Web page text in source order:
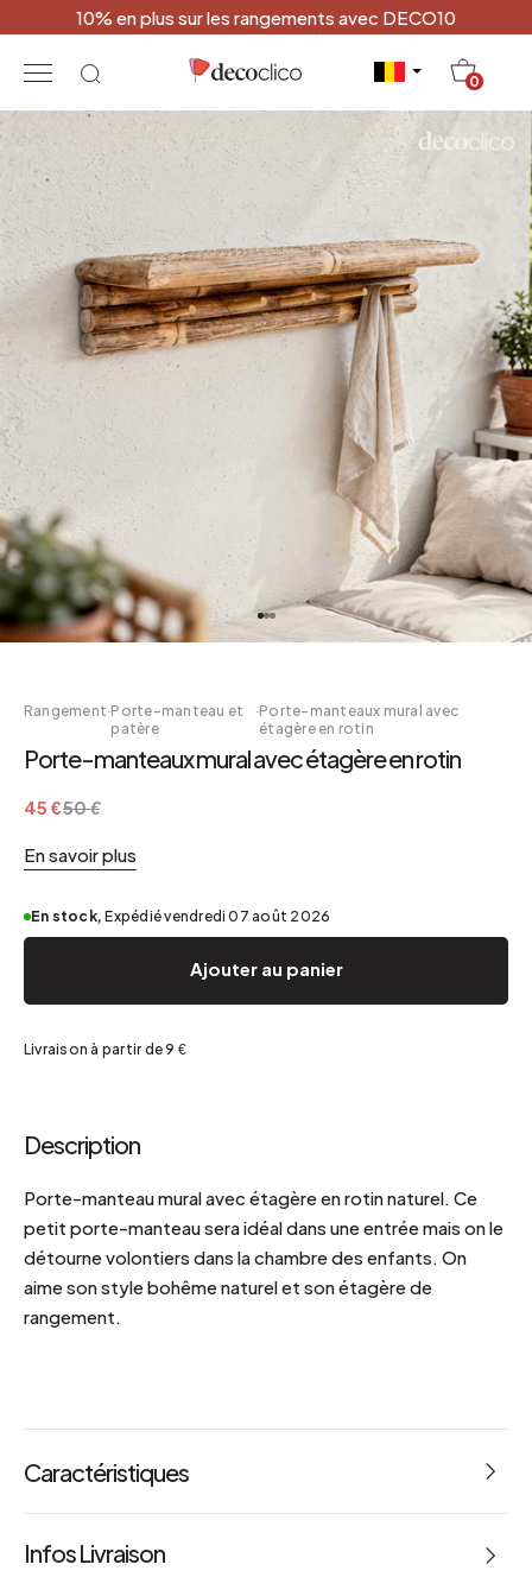
10% en plus sur les rangements avec DECO10
0
Rangement·Porte-manteau et
patère
·Porte-manteaux mural avec
étagère en rotin
Porte-manteaux mural avec étagère en rotin
45 €50 €
En savoir plus
En stock, Expédié vendredi 07 août 2026
Ajouter au panier
Livraison à partir de 9 €
Description
Porte-manteau mural avec étagère en rotin naturel. Ce
petit porte-manteau sera idéal dans une entrée mais on le
détourne volontiers dans la chambre des enfants. On
aime son style bohême naturel et son étagère de
rangement.
Caractéristiques
Poids : 1.85 kg
Infos Livraison